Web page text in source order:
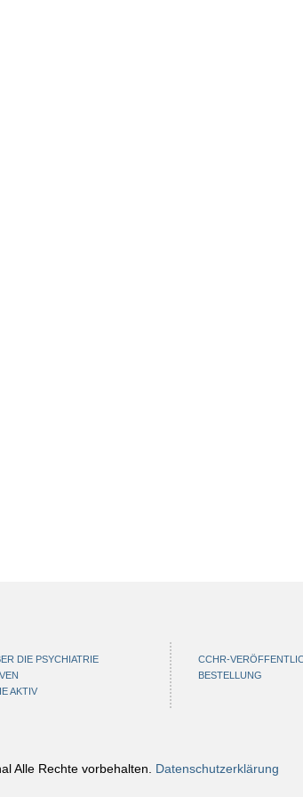
DIE PSYCHIATRIE
AKTIV
CCHR-
BESTELLUNG
Alle Rechte vorbehalten. Datenschutzerklärung